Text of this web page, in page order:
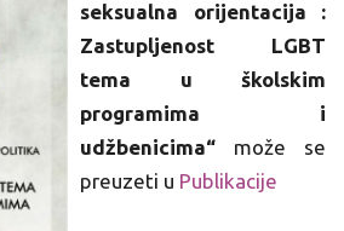
seksualna orijentacija :
Zastupljenost LGBT
tema u školskim
programima i
udžbenicima“ može se
preuzeti u Publikacije